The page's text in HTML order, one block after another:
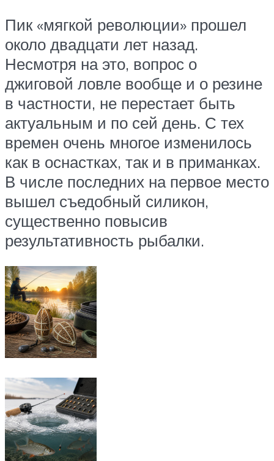
Пик «мягкой революции» прошел
около двадцати лет назад.
Несмотря на это, вопрос о
джиговой ловле вообще и о резине
в частности, не перестает быть
актуальным и по сей день. С тех
времен очень многое изменилось
как в оснастках, так и в приманках.
В числе последних на первое место
вышел съедобный силикон,
существенно повысив
результативность рыбалки.